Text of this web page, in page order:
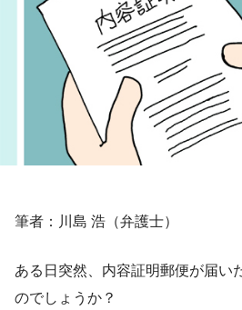
筆者：川島 浩（弁護士）
ある日突然、内容証明郵便が届い
のでしょうか？